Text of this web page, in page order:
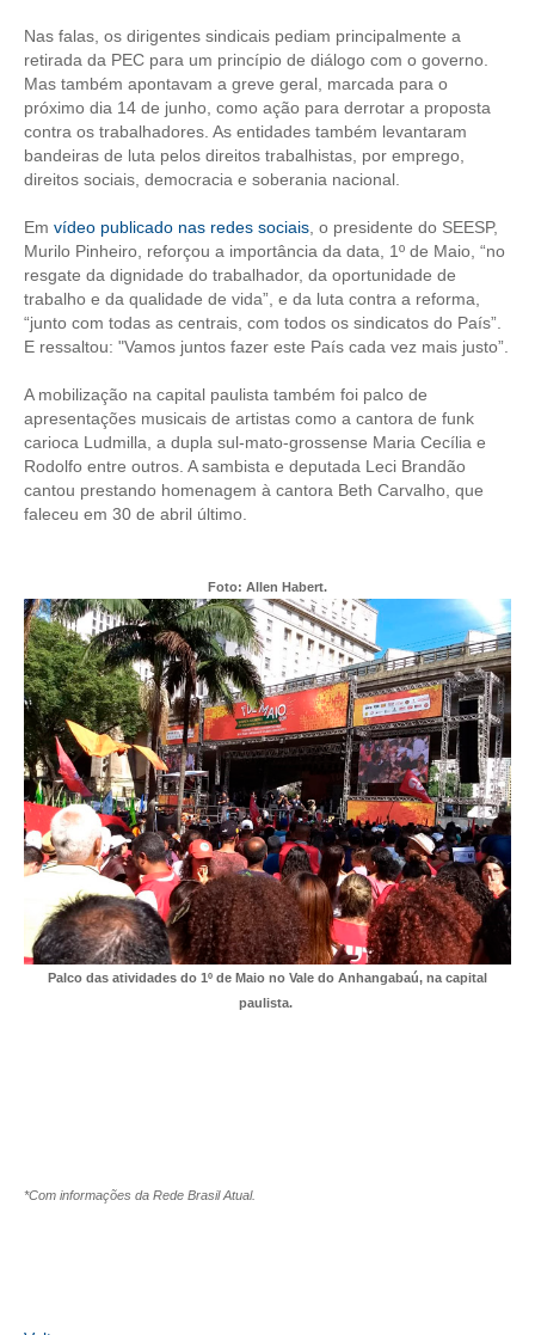
NÚCLEO DA MULHER ENGENHEIRA
TRANSPARÊNCIA
JURÍDICO
ACORDOS, CONVENÇÕES E DISSÍDIOS
CONTRIBUIÇÕES
CONTRIBUIÇÃO ASSISTENCIAL
CONTRIBUIÇÃO ASSOCIATIVA OU ANUIDADE DE SÓCIO
CONTRIBUIÇÃO SINDICAL URBANA
REVISÃO DE APOSENTADORIA
FGTS CORREÇÃO
LEGISLAÇÃO
LEI 4.950-A/1966 – PISO SALARIAL
LEI 5.194/1966 – REGULAMENTAÇÃO DA PROFISSÃO
LEI 6.496/1977 – ART
RES 1.002/2002 – CÓDIGO DE ÉTICA
HOMOLOGAÇÕES
PISO SALARIAL
CARREIRA
Nas falas, os dirigentes sindicais pediam principalmente a
retirada da PEC para um princípio de diálogo com o governo.
Mas também apontavam a greve geral, marcada para o
próximo dia 14 de junho, como ação para derrotar a proposta
contra os trabalhadores. As entidades também levantaram
bandeiras de luta pelos direitos trabalhistas, por emprego,
direitos sociais, democracia e soberania nacional.
Em vídeo publicado nas redes sociais, o presidente do SEESP,
Murilo Pinheiro, reforçou a importância da data, 1º de Maio, “no
resgate da dignidade do trabalhador, da oportunidade de
trabalho e da qualidade de vida”, e da luta contra a reforma,
“junto com todas as centrais, com todos os sindicatos do País”.
E ressaltou: "Vamos juntos fazer este País cada vez mais justo”.
A mobilização na capital paulista também foi palco de
apresentações musicais de artistas como a cantora de funk
carioca Ludmilla, a dupla sul-mato-grossense Maria Cecília e
Rodolfo entre outros. A sambista e deputada Leci Brandão
cantou prestando homenagem à cantora Beth Carvalho, que
faleceu em 30 de abril último.
Foto: Allen Habert.
Palco das atividades do 1º de Maio no Vale do Anhangabaú, na capital
paulista.
*Com informações da Rede Brasil Atual.